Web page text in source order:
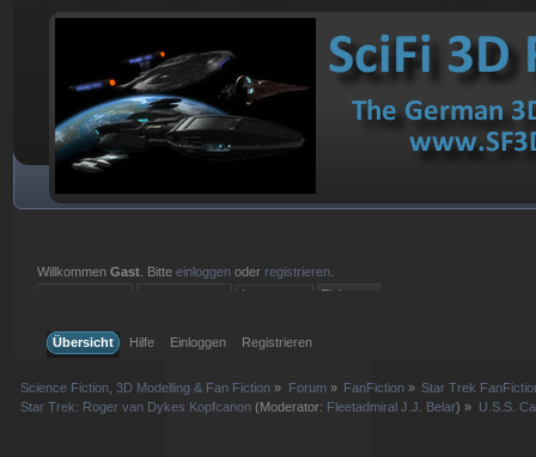
WillkommenGast . Bitteeinloggen oder registrieren
Übersicht
Hilfe Einloggen Registrieren
Science Fiction, 3D Modelling & Fan Fiction » Forum» FanFiction » Star Trek
Star Trek: Roger van Dykes Kopfcanon (Moderator: Fleetadmiral J.J. Belar) » U.S.S.